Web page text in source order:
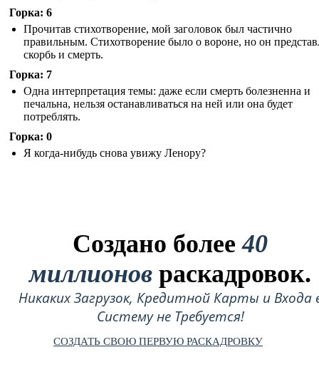
Горка: 6
Прочитав стихотворение, мой заголовок был частично
правильным. Стихотворение было о вороне, но он
скорбь и смерть.
Горка: 7
Одна интерпретация темы: даже если смерть болезненна и
печальна, нельзя останавливаться на ней или она будет
потреблять.
Горка: 0
Я когда-нибудь снова увижу Ленору?
Создано более40
миллионов раскадровок.
Никаких Загрузок, Кредитной Карты и Входа
Систему не Требуется!
СОЗДАТЬ СВОЮ ПЕРВУЮ РАСКАДРОВКУ